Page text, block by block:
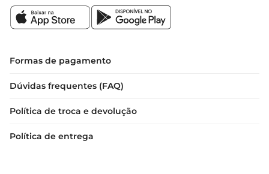
Formas de pagamento
Dúvidas frequentes (FAQ)
Política de troca e devolução
Política de entrega